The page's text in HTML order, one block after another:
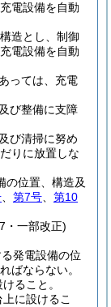
電設備を自動
造とし、制御
電設備を自動
っては、充電
び整備に支障
び清掃に努め
りに放置しな
の位置、構造及
第7号
第10
・一部改正)
発電設備の位
ばならない。
ること。
に設けるこ